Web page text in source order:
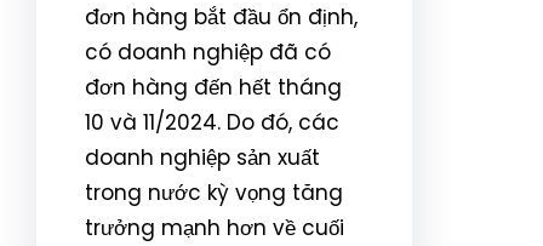
đơn hàng bắt đầu ổn định,
có doanh nghiệp đã có
đơn hàng đến hết tháng
10 và 11/2024. Do đó, các
doanh nghiệp sản xuất
trong nước kỳ vọng tăng
trưởng mạnh hơn về cuối